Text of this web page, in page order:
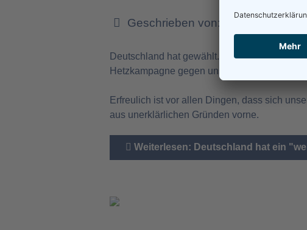
Geschrieben von: Dr. Christina
Deutschland hat gewählt. Und auch wenn
Hetzkampagne gegen unsere Partei zu 15,9
Erfreulich ist vor allen Dingen, dass sich
aus unerklärlichen Gründen vorne.
Weiterlesen: Deutschland hat ein